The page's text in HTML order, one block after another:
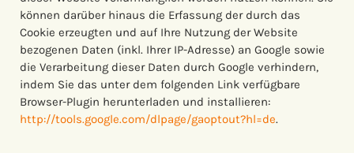
können darüber hinaus die Erfassung der durch das
Cookie erzeugten und auf Ihre Nutzung der Website
bezogenen Daten (inkl. Ihrer IP-Adresse) an Google sowie
die Verarbeitung dieser Daten durch Google verhindern,
indem Sie das unter dem folgenden Link verfügbare
Browser-Plugin herunterladen und installieren:
http://tools.google.com/dlpage/gaoptout?hl=de.